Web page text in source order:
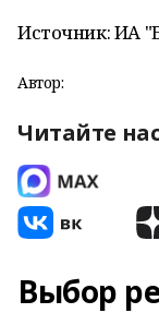
Источник: ИА
Автор:
Читайте
Выбор